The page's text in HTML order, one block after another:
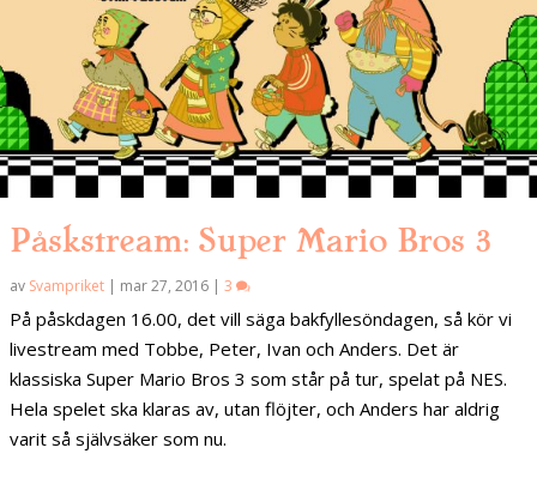
Påskstream: Super Mario Bros 3
av Svampriket | mar 27, 2016 | 3
På påskdagen 16.00, det vill säga bakfyllesöndagen, så kör vi
livestream med Tobbe, Peter, Ivan och Anders. Det är
klassiska Super Mario Bros 3 som står på tur, spelat på NES.
Hela spelet ska klaras av, utan flöjter, och Anders har aldrig
varit så självsäker som nu.